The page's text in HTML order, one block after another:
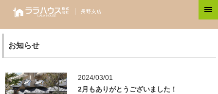
お知らせ
2024/03/01
2月もありがとうございました！